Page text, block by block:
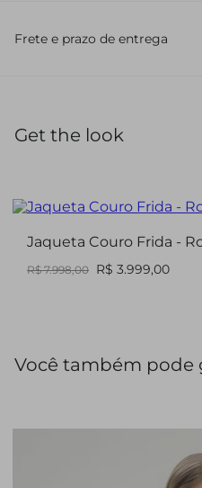
Modelagem slim
Comprimento regular
Barra assimétrica
silhueta. Confeccionado em
confortável e barra
informação de moda ao
urbanas e produções cheias
Frete e prazo de entrega
Get the look
Jaqueta Couro Frida -
R$ 7.998,00 R$ 3.999,00
Você também pode